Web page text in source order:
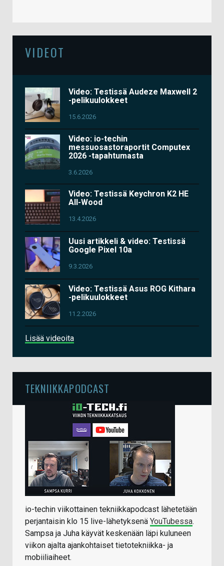
VIDEOT
Video: Testissä Audeze Maxwell 2
-pelikuulokkeet
15.6.2026
Video: io-techin
messuosastoraportit Computex
2026 -tapahtumasta
3.6.2026
Video: Testissä Keychron K2 HE
All-Wood
13.4.2026
Uusi artikkeli & video: Testissä
Google Pixel 10a
9.3.2026
Video: Testissä Asus ROG Kithara
-pelikuulokkeet
11.2.2026
Lisää videoita
TEKNIIKKAPODCAST
io-techin viikottainen tekniikkapodcast lähetetään
perjantaisin klo 15 live-lähetyksenä YouTubessa.
Sampsa ja Juha käyvät keskenään läpi kuluneen
viikon ajalta ajankohtaiset tietotekniikka- ja
mobiiliaiheet.